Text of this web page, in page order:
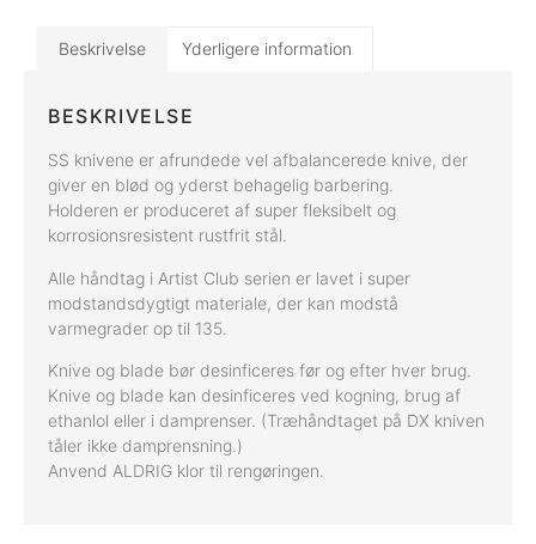
Beskrivelse Yderligere information
BESKRIVELSE
SS knivene er afrundede vel afbalancerede knive, der
giver en blød og yderst behagelig barbering.
Holderen er produceret af super fleksibelt og
korrosionsresistent rustfrit stål.
Alle håndtag i Artist Club serien er lavet i super
modstandsdygtigt materiale, der kan modstå
varmegrader op til 135.
Knive og blade bør desinficeres før og efter hver brug.
Knive og blade kan desinficeres ved kogning, brug af
ethanlol eller i damprenser. (Træhåndtaget på DX kniven
tåler ikke damprensning.)
Anvend ALDRIG klor til rengøringen.